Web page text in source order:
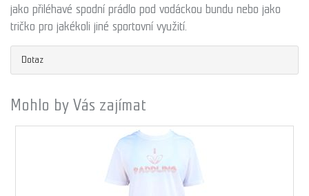
jako přiléhavé spodní prádlo pod vodáckou bundu nebo jako
tričko pro jakékoli jiné sportovní využití.
Dotaz
Mohlo by Vás zajímat